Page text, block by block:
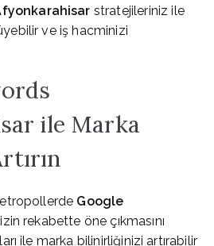
stratejileriniz ile
ve iş hacminizi
ile Marka
Google
rekabette öne çıkmasını
ile marka bilinirliğinizi artırabilir